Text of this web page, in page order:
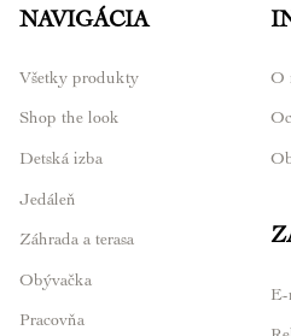
NAVIGÁCIA
Všetky produkty
Shop the look
Detská izba
Jedáleň
Záhrada a terasa
Obývačka
Pracovňa
O
E-